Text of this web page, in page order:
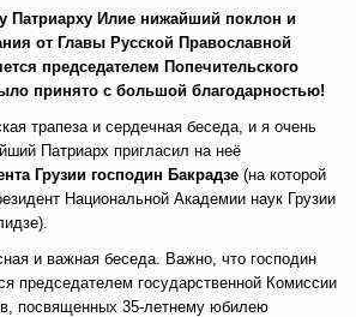
Патриарху Илие нижайший поклон и
от Главы Русской Православной
председателем Попечительского
принято с большой благодарностью!
трапеза и сердечная беседа, и я очень
Патриарх пригласил на неё
Грузии господин Бакрадзе (на которой
Национальной Академии наук Грузии
и важная беседа. Важно, что господин
председателем государственной Комиссии
посвященных 35-летнему юбилею